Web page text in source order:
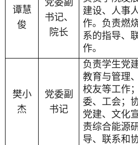
谭慧
俊
党委副
书记、
院长
建设、人事
作。负责燃
系的指导、
作。
樊小
杰
党委副
书记
负责学生党
教育与管理
校友等工作
委、工会；
党建、文化
责综合能源
导、联系和